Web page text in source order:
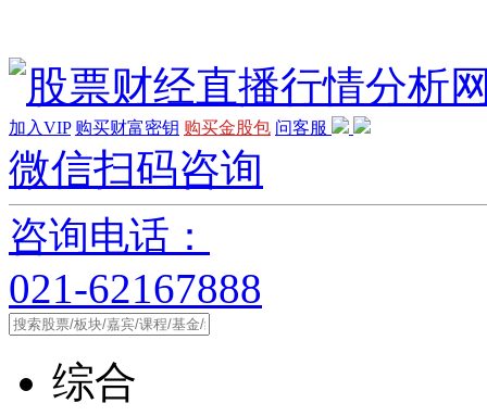
加入VIP 购买财富密钥 购买金股包 问客服
微信扫码咨询
咨询电话：
021-62167888
综合